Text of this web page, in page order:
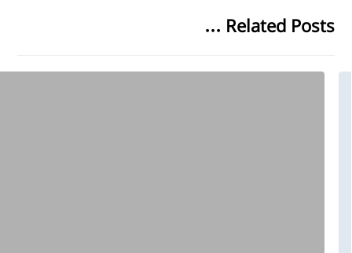
Related Posts ...